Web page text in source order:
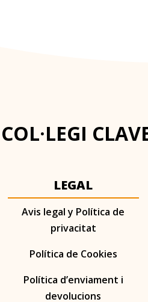
LEGAL
Avis legal y Política de
privacitat
Política de Cookies
Política d’enviament i
devolucions